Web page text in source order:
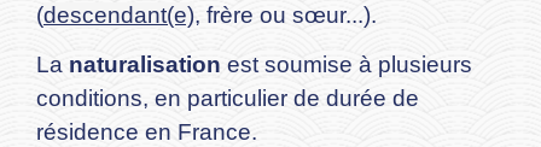
(descendant(e), frère ou sœur...).
La naturalisation est soumise à plusieurs
conditions, en particulier de durée de
résidence en France.